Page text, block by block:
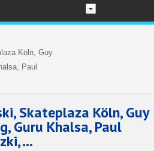
Köln, Guy
Paul
Skateplaza Köln, Guy
Guru Khalsa, Paul
…